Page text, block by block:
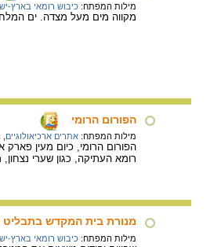
מילות המפתח: כיבוש רומאי בארץ-
מקווה מים מעל מצדה. ים
הפורום הרומי
מילות המפתח: אתרים ארכיאולוגיים
הפורום הרומי, כיום מעין
רומא העתיקה, כגון שערי
מנורת בית המקדש
מילות המפתח: כיבוש רומאי בארץ-